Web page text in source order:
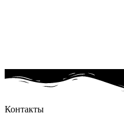
Контакты